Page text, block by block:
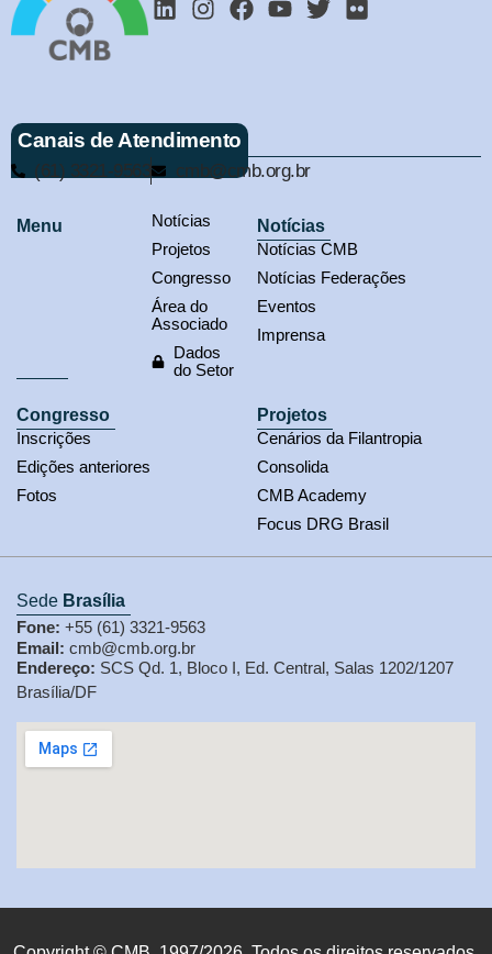
Canais de Atendimento
(61) 3321-9563 cmb@cmb.org.br
Menu
Notícias
Projetos
Congresso
Área do
Associado
Dados
do Setor
Notícias
Notícias CMB
Notícias Federações
Eventos
Imprensa
Congresso
Inscrições
Edições anteriores
Fotos
Projetos
Cenários da Filantropia
Consolida
CMB Academy
Focus DRG Brasil
Sede Brasília
Fone: +55 (61) 3321-9563
Email: cmb@cmb.org.br
Endereço: SCS Qd. 1, Bloco I, Ed. Central, Salas 1202/1207
Brasília/DF